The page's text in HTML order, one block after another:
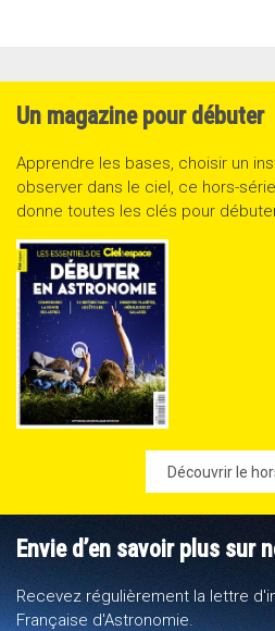
Un magazine pour débuter
Apprendre les bases, choisir un
observer dans le ciel, ce hors-
donne toutes les clés pour
Découvrir le
Envie d’en savoir plus sur
Recevez régulièrement la lettre
Française d'Astronomie.